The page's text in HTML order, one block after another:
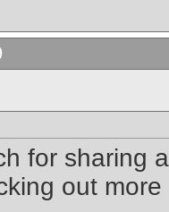
for sharing
out